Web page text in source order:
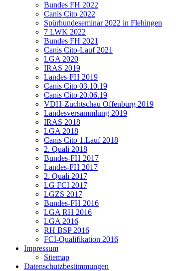
Bundes FH 2022
Canis Cito 2022
Spürhundeseminar 2022 in Flehingen
7 LWK 2022
Bundes FH 2021
Canis Cito-Lauf 2021
LGA 2020
IRAS 2019
Landes-FH 2019
Canis Cito 03.10.19
Canis Cito 20.06.19
VDH-Zuchtschau Offenburg 2019
Landesversammlung 2019
IRAS 2018
LGA 2018
Canis Cito 1.Lauf 2018
2. Quali 2018
Bundes-FH 2017
Landes-FH 2017
2. Quali 2017
LG FCI 2017
LGZS 2017
Bundes-FH 2016
LGA RH 2016
LGA 2016
RH BSP 2016
FCI-Qualifikation 2016
Impressum
Sitemap
Datenschutzbestimmungen